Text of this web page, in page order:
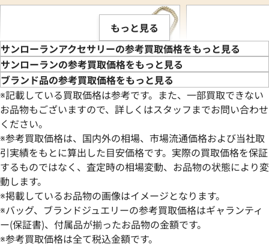
サンローラン ネックレス
参考買取価格
14,000円
2025年10月17日時点
サンローラン ネッ
参考買取価格
14,000
もっと見る
サンローランアクセサリーの参考買取価格をもっと見る
サンローランの参考買取価格をもっと見る
ブランド品の参考買取価格をもっと見る
※記載している買取価格は参考です。また、一部買取できない
お品物もございますので、詳しくはスタッフまでお問い合わせ
ください。
※参考買取価格は、国内外の相場、市場流通価格および当社取
引実績をもとに算出した目安価格です。実際の買取価格を保証
するものではなく、査定時の相場変動、お品物の状態により変
動します。
※掲載しているお品物の画像はイメージとなります。
※バッグ、ブランドジュエリーの参考買取価格はギャランティ
ー(保証書)、付属品が揃ったお品物の金額です。
※参考買取価格は全て税込金額です。